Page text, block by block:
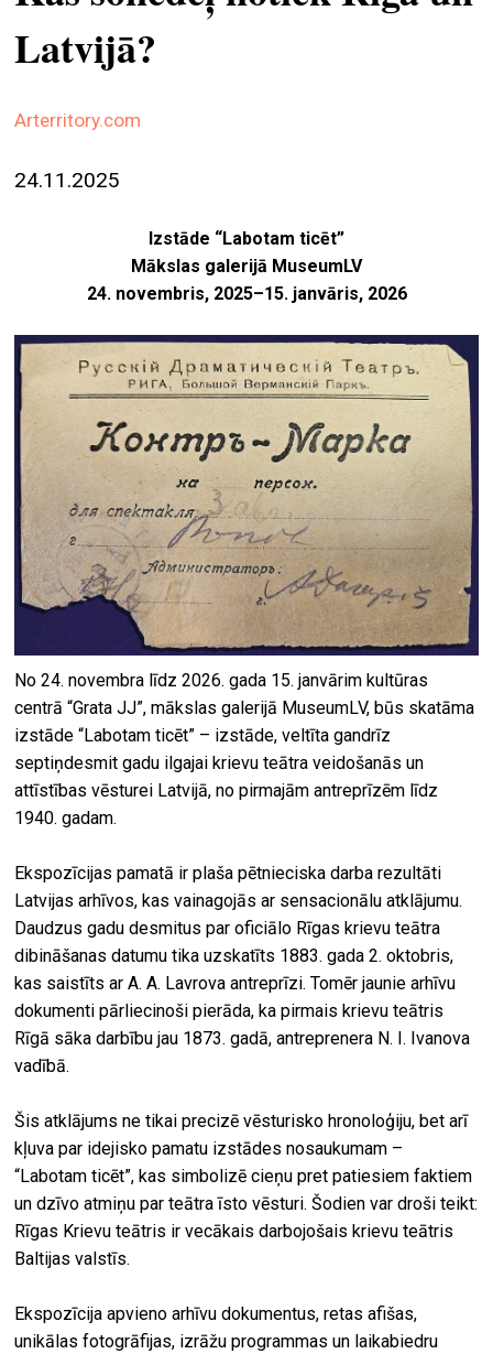
meklēt
Latvijā?
Arterritory.com
24.11.2025
Izstāde “Labotam ticēt”
Mākslas galerijā MuseumLV
24. novembris, 2025–15. janvāris, 2026
No 24. novembra līdz 2026. gada 15. janvārim kultūras
centrā “Grata JJ”, mākslas galerijā MuseumLV, būs skatāma
izstāde “Labotam ticēt” – izstāde, veltīta gandrīz
septiņdesmit gadu ilgajai krievu teātra veidošanās un
attīstības vēsturei Latvijā, no pirmajām antreprīzēm līdz
1940. gadam.
Ekspozīcijas pamatā ir plaša pētnieciska darba rezultāti
Latvijas arhīvos, kas vainagojās ar sensacionālu atklājumu.
Daudzus gadu desmitus par oficiālo Rīgas krievu teātra
dibināšanas datumu tika uzskatīts 1883. gada 2. oktobris,
kas saistīts ar A. A. Lavrova antreprīzi. Tomēr jaunie arhīvu
dokumenti pārliecinoši pierāda, ka pirmais krievu teātris
Rīgā sāka darbību jau 1873. gadā, antreprenera N. I. Ivanova
vadībā.
Šis atklājums ne tikai precizē vēsturisko hronoloģiju, bet arī
kļuva par idejisko pamatu izstādes nosaukumam –
“Labotam ticēt”, kas simbolizē cieņu pret patiesiem faktiem
un dzīvo atmiņu par teātra īsto vēsturi. Šodien var droši teikt:
Rīgas Krievu teātris ir vecākais darbojošais krievu teātris
Baltijas valstīs.
Ekspozīcija apvieno arhīvu dokumentus, retas afišas,
unikālas fotogrāfijas, izrāžu programmas un laikabiedru